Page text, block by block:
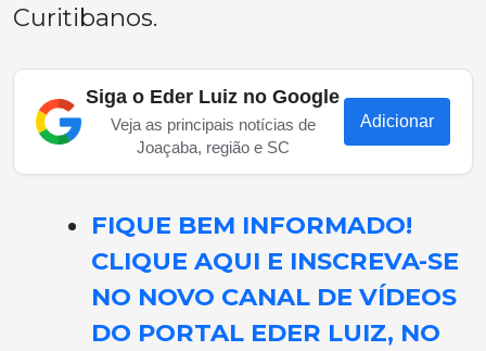
Curitibanos.
Siga o Eder Luiz no Google
Veja as principais notícias de
Joaçaba, região e SC
Adicionar
FIQUE BEM INFORMADO!
CLIQUE AQUI E INSCREVA-SE
NO NOVO CANAL DE VÍDEOS
DO PORTAL EDER LUIZ, NO